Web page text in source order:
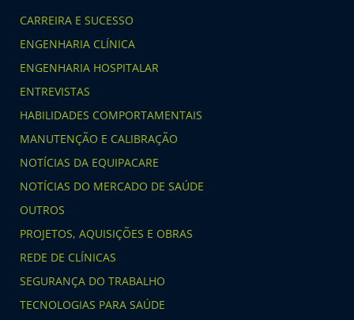
CARREIRA E SUCESSO
ENGENHARIA CLÍNICA
ENGENHARIA HOSPITALAR
ENTREVISTAS
HABILIDADES COMPORTAMENTAIS
MANUTENÇÃO E CALIBRAÇÃO
NOTÍCIAS DA EQUIPACARE
NOTÍCIAS DO MERCADO DE SAÚDE
OUTROS
PROJETOS, AQUISIÇÕES E OBRAS
REDE DE CLÍNICAS
SEGURANÇA DO TRABALHO
TECNOLOGIAS PARA SAÚDE